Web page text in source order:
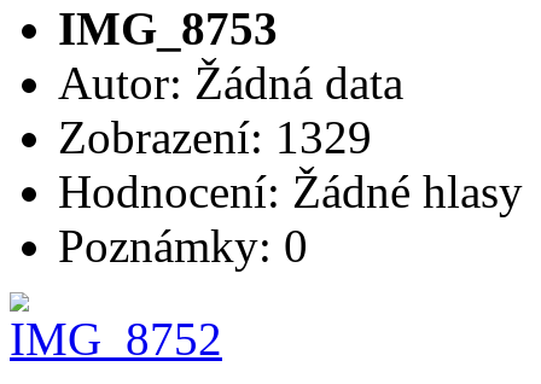
IMG_8753
Autor: Žádná data
Zobrazení: 1329
Hodnocení: Žádné hlasy
Poznámky: 0